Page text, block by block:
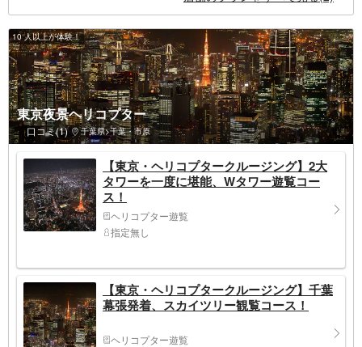
10 人以上が体験！
東京夜景ヘリコプター
口コミ(1) 千葉県>千葉・市原
【東京・ヘリコプタークルージング】2大
タワーを一度に堪能、Wタワー遊覧コー
ス！
ヘリコプター遊覧
指定無し
【東京・ヘリコプタークルージング】千葉
幕張発着、スカイツリー観覧コース！
ヘリコプター遊覧